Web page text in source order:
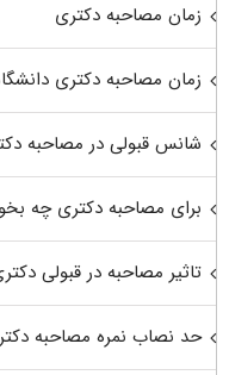
زمان مصاحبه دکتری
زمان مصاحبه دکتری
شانس قبولی در مصاحبه
برای مصاحبه دکتری چه
تاثیر مصاحبه در قبولی
حد نصاب نمره مصاحبه